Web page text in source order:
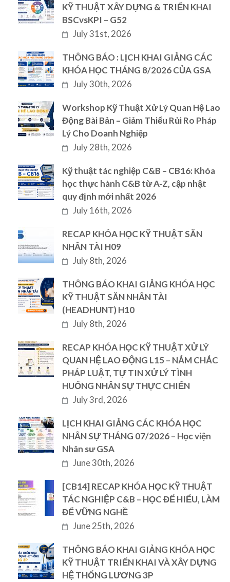
KỸ THUẬT XÂY DỰNG & TRIỂN KHAI
BSCvsKPI – G52
July 31st, 2026
THÔNG BÁO : LỊCH KHAI GIẢNG CÁC
KHÓA HỌC THÁNG 8/2026 CỦA GSA
July 30th, 2026
Workshop Kỹ Thuật Xử Lý Quan Hệ Lao
Động Bài Bản – Giảm Thiểu Rủi Ro Pháp
Lý Cho Doanh Nghiệp
July 28th, 2026
Kỹ thuật tác nghiệp C&B – CB16: Khóa
học thực hành C&B từ A-Z, cập nhật
quy định mới nhất 2026
July 16th, 2026
RECAP KHÓA HỌC KỸ THUẬT SĂN
NHÂN TÀI H09
July 8th, 2026
THÔNG BÁO KHAI GIẢNG KHÓA HỌC
KỸ THUẬT SĂN NHÂN TÀI
(HEADHUNT) H10
July 8th, 2026
RECAP KHÓA HỌC KỸ THUẬT XỬ LÝ
QUAN HỆ LAO ĐỘNG L15 – NẮM CHẮC
PHÁP LUẬT, TỰ TIN XỬ LÝ TÌNH
HUỐNG NHÂN SỰ THỰC CHIẾN
July 3rd, 2026
LỊCH KHAI GIẢNG CÁC KHÓA HỌC
NHÂN SỰ THÁNG 07/2026 – Học viện
Nhân sư GSA
June 30th, 2026
[CB14] RECAP KHÓA HỌC KỸ THUẬT
TÁC NGHIỆP C&B – HỌC ĐỂ HIỂU, LÀM
ĐỂ VỮNG NGHỀ
June 25th, 2026
THÔNG BÁO KHAI GIẢNG KHÓA HỌC
KỸ THUẬT TRIỂN KHAI VÀ XÂY DỰNG
HỆ THỐNG LƯƠNG 3P